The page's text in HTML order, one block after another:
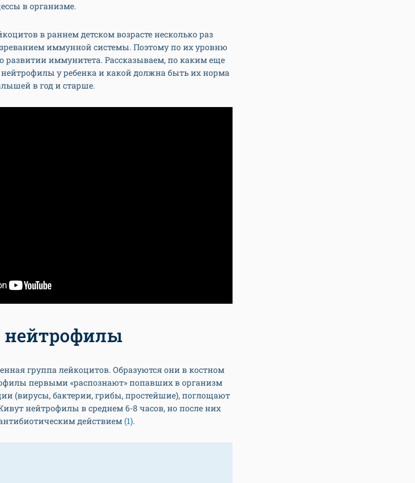
в организме.
в раннем детском возрасте несколько раз
иммунной системы. Поэтому по их уровню
развитии иммунитета. Рассказываем, по каким еще
у ребенка и какой должна быть их норма
в год и старше.
нейтрофилы
группа лейкоцитов. Образуются они в костном
первыми «распознают» попавших в организм
(вирусы, бактерии, грибы, простейшие), поглощают
нейтрофилы в среднем 6-8 часов, но после них
действием (1).